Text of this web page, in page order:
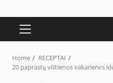
PRIMARY
Home
RECEPTAI
20 paprastų vištienos vakarienės